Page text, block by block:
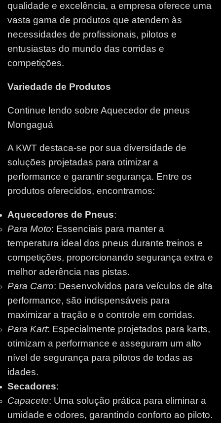
qualidade e excelência, a empresa oferece uma
vasta gama de produtos que atendem às
necessidades de profissionais, pilotos e
entusiastas do mundo das corridas e
competições.
Variedade de Produtos
Continue lendo sobre Aquecedor de pneus
Mongaguá
A KWT destaca-se por sua diversidade de
soluções projetadas para otimizar a
performance e garantir segurança. Entre os
produtos oferecidos, encontramos:
Aquecedores de Pneus:
Para Moto: Essenciais para manter a
temperatura ideal dos pneus durante treinos e
competições, proporcionando segurança extra e
melhor aderência nas pistas.
Para Carro: Desenvolvidos para veículos de alta
performance, são indispensáveis para
maximizar a tração e o controle em corridas.
Para Kart: Especialmente projetados para karts,
otimizam a performance e asseguram um alto
nível de segurança para pilotos de todas as
idades.
Secadores:
Capacete: Uma solução prática para eliminar a
umidade e odores, garantindo conforto ao piloto.